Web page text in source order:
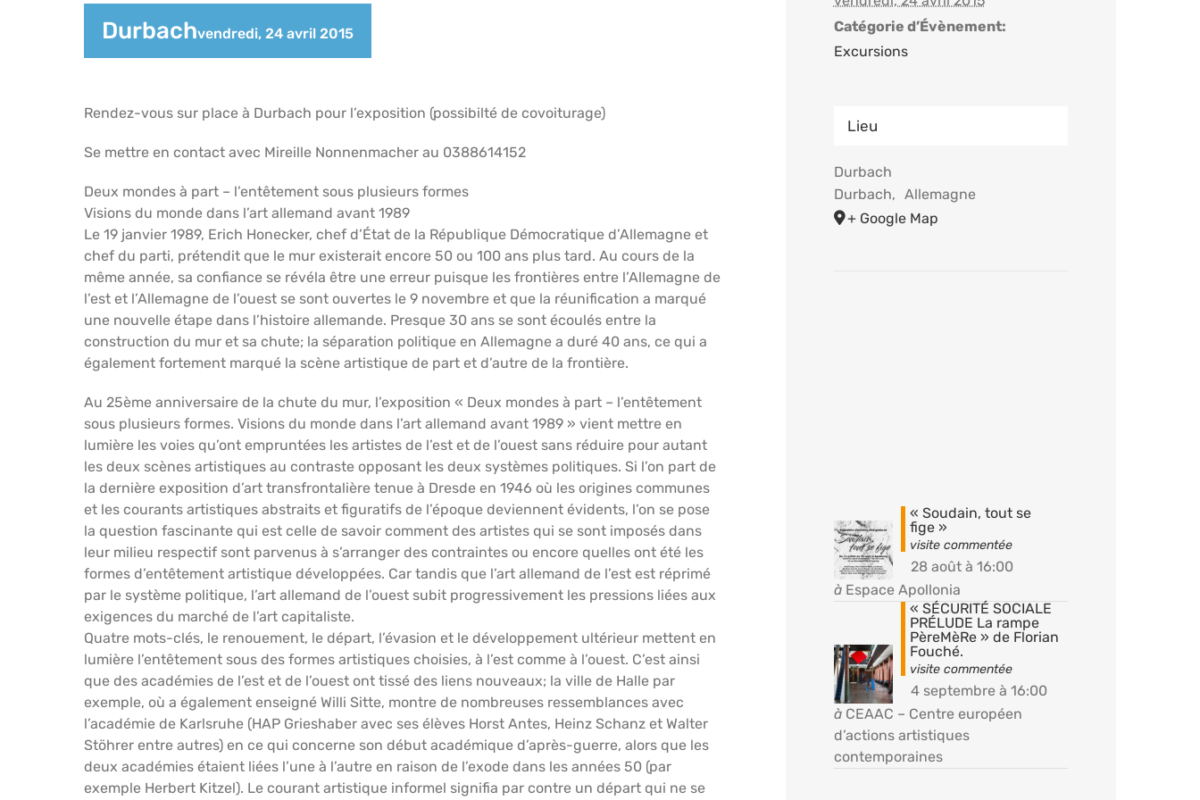
Durbachvendredi, 24 avril 2015
Rendez-vous sur place à Durbach pour l’exposition (possibilté de covoiturage)
Se mettre en contact avec Mireille Nonnenmacher au 0388614152
Deux mondes à part – l’entêtement sous plusieurs formes
Visions du monde dans l’art allemand avant 1989
Le 19 janvier 1989, Erich Honecker, chef d’État de la République Démocratique d’Allemagne et
chef du parti, prétendit que le mur existerait encore 50 ou 100 ans plus tard. Au cours de la
même année, sa confiance se révéla être une erreur puisque les frontières entre l’Allemagne de
l’est et l’Allemagne de l’ouest se sont ouvertes le 9 novembre et que la réunification a marqué
une nouvelle étape dans l’histoire allemande. Presque 30 ans se sont écoulés entre la
construction du mur et sa chute; la séparation politique en Allemagne a duré 40 ans, ce qui a
également fortement marqué la scène artistique de part et d’autre de la frontière.
Au 25ème anniversaire de la chute du mur, l’exposition « Deux mondes à part – l’entêtement
sous plusieurs formes. Visions du monde dans l’art allemand avant 1989 » vient mettre en
lumière les voies qu’ont empruntées les artistes de l’est et de l’ouest sans réduire pour autant
les deux scènes artistiques au contraste opposant les deux systèmes politiques. Si l’on part de
la dernière exposition d’art transfrontalière tenue à Dresde en 1946 où les origines communes
et les courants artistiques abstraits et figuratifs de l’époque deviennent évidents, l’on se pose
la question fascinante qui est celle de savoir comment des artistes qui se sont imposés dans
leur milieu respectif sont parvenus à s’arranger des contraintes ou encore quelles ont été les
formes d’entêtement artistique développées. Car tandis que l’art allemand de l’est est réprimé
par le système politique, l’art allemand de l’ouest subit progressivement les pressions liées aux
exigences du marché de l’art capitaliste.
Quatre mots-clés, le renouement, le départ, l’évasion et le développement ultérieur mettent en
lumière l’entêtement sous des formes artistiques choisies, à l’est comme à l’ouest. C’est ainsi
que des académies de l’est et de l’ouest ont tissé des liens nouveaux; la ville de Halle par
exemple, où a également enseigné Willi Sitte, montre de nombreuses ressemblances avec
l’académie de Karlsruhe (HAP Grieshaber avec ses élèves Horst Antes, Heinz Schanz et Walter
Stöhrer entre autres) en ce qui concerne son début académique d’après-guerre, alors que les
deux académies étaient liées l’une à l’autre en raison de l’exode dans les années 50 (par
exemple Herbert Kitzel). Le courant artistique informel signifia par contre un départ qui ne se
Catégorie d’Évènement:
Excursions
Lieu
Durbach
Durbach, Allemagne
+ Google Map
« Soudain, tout se
fige »
28 août à 16:00
à Espace Apollonia
« SÉCURITÉ SOCIALE
PRÉLUDE La rampe
PèreMèRe » de Florian
Fouché.
4 septembre à 16:00
à CEAAC – Centre européen
d’actions artistiques
contemporaines